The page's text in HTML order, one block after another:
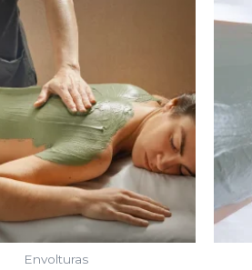
Envolturas